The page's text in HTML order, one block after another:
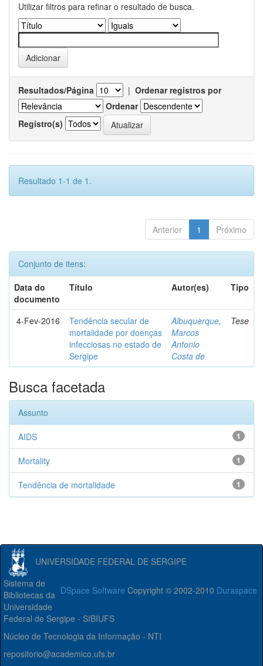
Utilizar filtros para refinar o resultado de busca.
Resultados/Página | Ordenar registros por
Ordenar
Registro(s)
Resultado 1-1 de 1.
Anterior 1 Próximo
Conjunto de itens:
Data do
documento
Título Autor(es) Tipo
4-Fev-2016
Tendência secular de
mortalidade por doenças
infecciosas no estado de
Sergipe
Albuquerque,
Marcos
Antonio
Costa de
Tese
Busca facetada
Assunto
1
AIDS
1
Mortality
1
Tendência de mortalidade
UNIVERSIDADE FEDERAL DE SERGIPE
DSpace Software Copyright © 2002-2010 Duraspace
Sistema de
Bibliotecas da
Universidade
Federal de Sergipe - SIBIUFS
Núcleo de Tecnologia da Informação - NTI
repositorio@academico.ufs.br